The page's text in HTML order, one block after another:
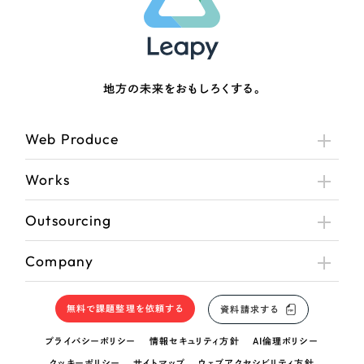
地方の未来をおもしろくする。
Web Produce
Works
Outsourcing
Company
無料で課題整理を依頼する 資料請求する
プライバシーポリシー 情報セキュリティ方針 AI倫理ポリシー